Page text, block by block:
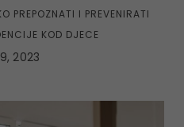
PREPOZNATI I PREVENIRATI
KOD DJECE
2023